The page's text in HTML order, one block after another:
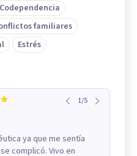
Codependencia
familiares
Estrés
1/5
ya que me sentía
complicó. Vivo en